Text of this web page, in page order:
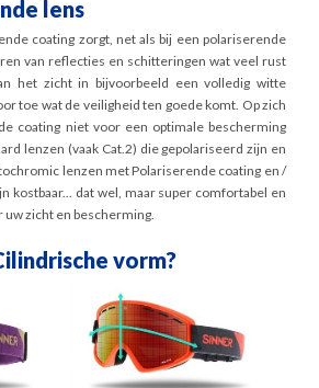
lens
coating zorgt, net als bij een polariserende
van reflecties en schitteringen wat veel rust
het zicht in bijvoorbeeld een volledig witte
toe wat de veiligheid ten goede komt. Op zich
coating niet voor een optimale bescherming
lenzen (vaak Cat.2) die gepolariseerd zijn en
lenzen met Polariserende coating en /
kostbaar... dat wel, maar super comfortabel en
zicht en bescherming.
vorm?